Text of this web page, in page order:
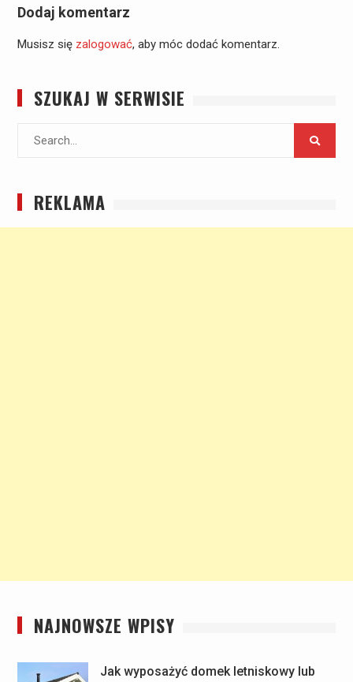
Dodaj komentarz
Musisz się zalogować, aby móc dodać komentarz.
SZUKAJ W SERWISIE
REKLAMA
NAJNOWSZE WPISY
Jak wyposażyć domek letniskowy lub